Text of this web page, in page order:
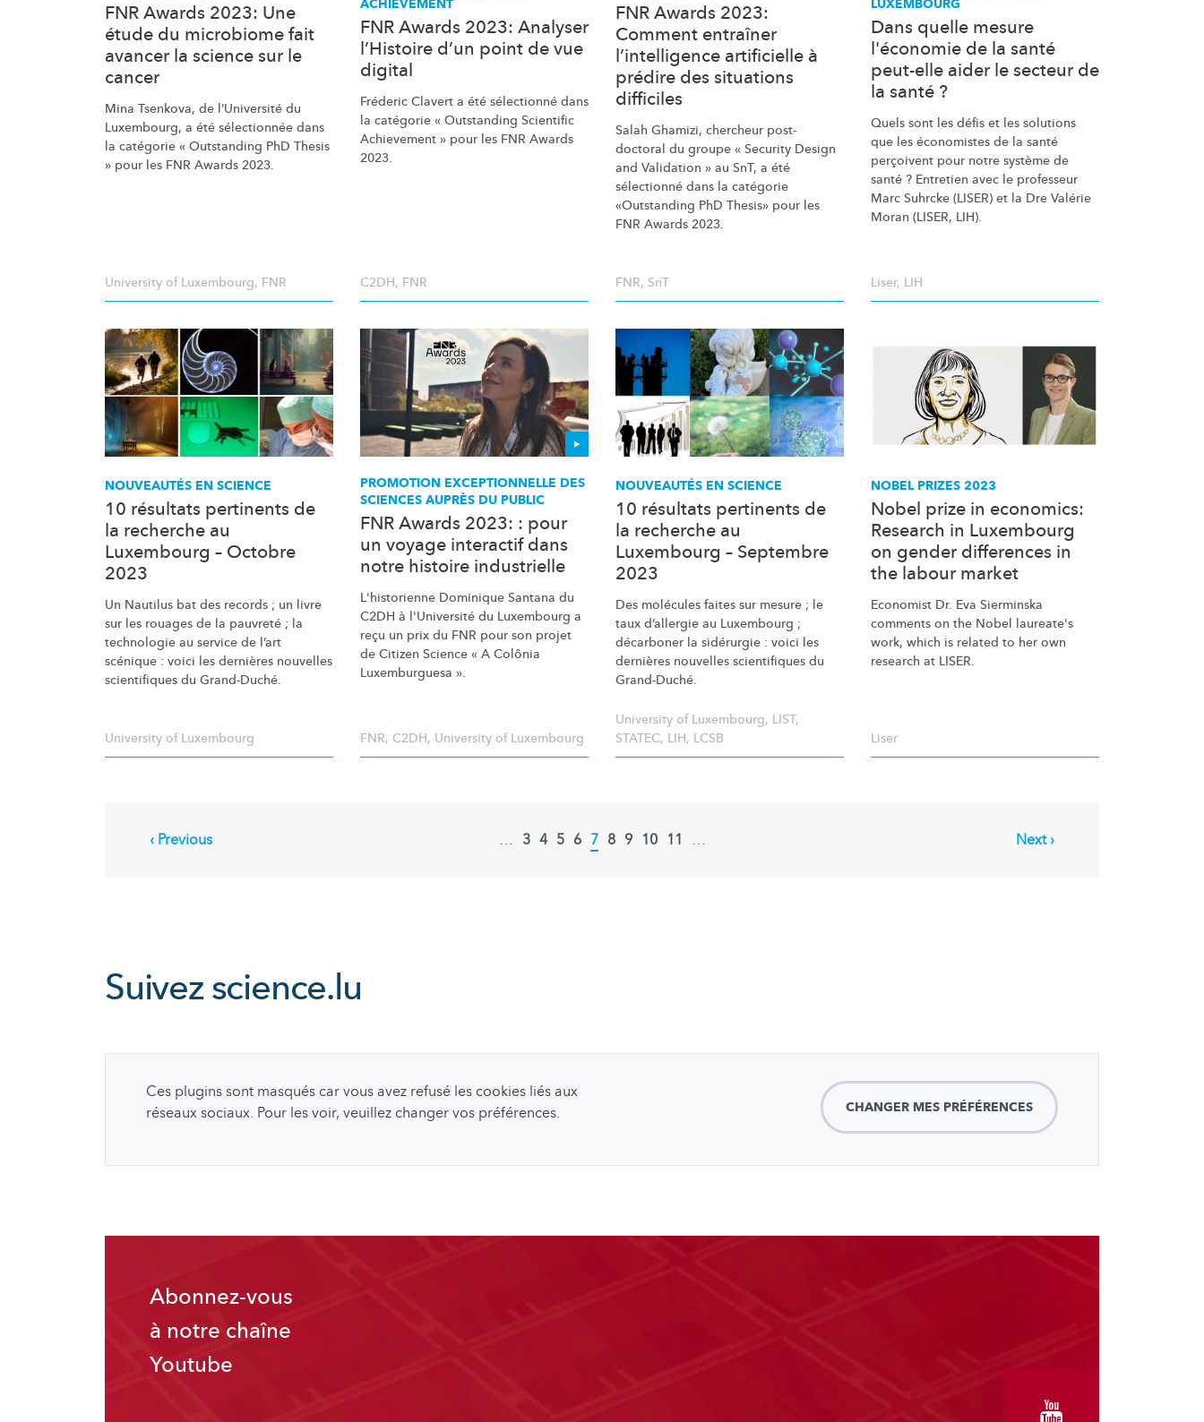
FNR Awards 2023: Une
étude du microbiome fait
avancer la science sur le
cancer
Mina Tsenkova, de l’Université du
Luxembourg, a été sélectionnée dans
la catégorie « Outstanding PhD Thesis
» pour les FNR Awards 2023.
University of Luxembourg, FNR
ACHIEVEMENT
FNR Awards 2023: Analyser
l’Histoire d’un point de vue
digital
Fréderic Clavert a été sélectionné dans
la catégorie « Outstanding Scientific
Achievement » pour les FNR Awards
2023.
C2DH, FNR
FNR Awards 2023:
Comment entraîner
l’intelligence artificielle à
prédire des situations
difficiles
Salah Ghamizi, chercheur post-
doctoral du groupe « Security Design
and Validation » au SnT, a été
sélectionné dans la catégorie
«Outstanding PhD Thesis» pour les
FNR Awards 2023.
FNR, SnT
LUXEMBOURG
Dans quelle mesure
l'économie de la santé
peut-elle aider le secteur de
la santé ?
Quels sont les défis et les solutions
que les économistes de la santé
perçoivent pour notre système de
santé ? Entretien avec le professeur
Marc Suhrcke (LISER) et la Dre Valérie
Moran (LISER, LIH).
Liser, LIH
NOUVEAUTÉS EN SCIENCE
10 résultats pertinents de
la recherche au
Luxembourg – Octobre
2023
Un Nautilus bat des records ; un livre
sur les rouages de la pauvreté ; la
technologie au service de l’art
scénique : voici les dernières nouvelles
scientifiques du Grand-Duché.
University of Luxembourg
PROMOTION EXCEPTIONNELLE DES
SCIENCES AUPRÈS DU PUBLIC
FNR Awards 2023: : pour
un voyage interactif dans
notre histoire industrielle
L'historienne Dominique Santana du
C2DH à l'Université du Luxembourg a
reçu un prix du FNR pour son projet
de Citizen Science « A Colônia
Luxemburguesa ».
FNR, C2DH, University of Luxembourg
NOUVEAUTÉS EN SCIENCE
10 résultats pertinents de
la recherche au
Luxembourg – Septembre
2023
Des molécules faites sur mesure ; le
taux d’allergie au Luxembourg ;
décarboner la sidérurgie : voici les
dernières nouvelles scientifiques du
Grand-Duché.
University of Luxembourg, LIST,
STATEC, LIH, LCSB
NOBEL PRIZES 2023
Nobel prize in economics:
Research in Luxembourg
on gender differences in
the labour market
Economist Dr. Eva Sierminska
comments on the Nobel laureate's
work, which is related to her own
research at LISER.
Liser
Previous
‹ Previous … Page
3 Page
4 Page
5 Page
6 Current
7 Page
8 Page
9 Page
10 Page
11 …
Next
Next ›
Suivezscience.lu
Ces plugins sont masqués car vous avez refusé les cookies liés aux
réseaux sociaux. Pour les voir, veuillez changer vos préférences.
CHANGER MES PRÉFÉRENCES
Abonnez-vous
à notre chaîne
Youtube